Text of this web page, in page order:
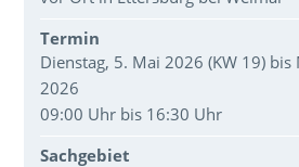
Termin
Dienstag, 5. Mai 2026 (KW 19)
2026
09:00 Uhr bis 16:30 Uhr
Sachgebiet